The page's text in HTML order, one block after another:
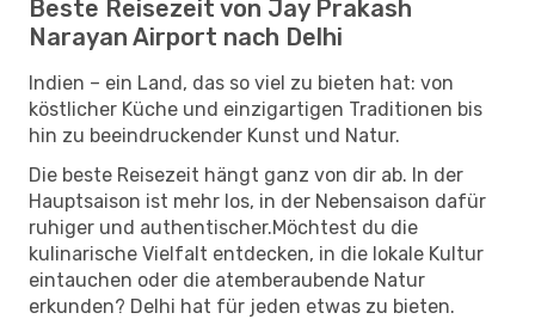
Beste Reisezeit von Jay Prakash
Narayan Airport nach Delhi
Indien – ein Land, das so viel zu bieten hat: von
köstlicher Küche und einzigartigen Traditionen bis
hin zu beeindruckender Kunst und Natur.
Die beste Reisezeit hängt ganz von dir ab. In der
Hauptsaison ist mehr los, in der Nebensaison dafür
ruhiger und authentischer.Möchtest du die
kulinarische Vielfalt entdecken, in die lokale Kultur
eintauchen oder die atemberaubende Natur
erkunden? Delhi hat für jeden etwas zu bieten.